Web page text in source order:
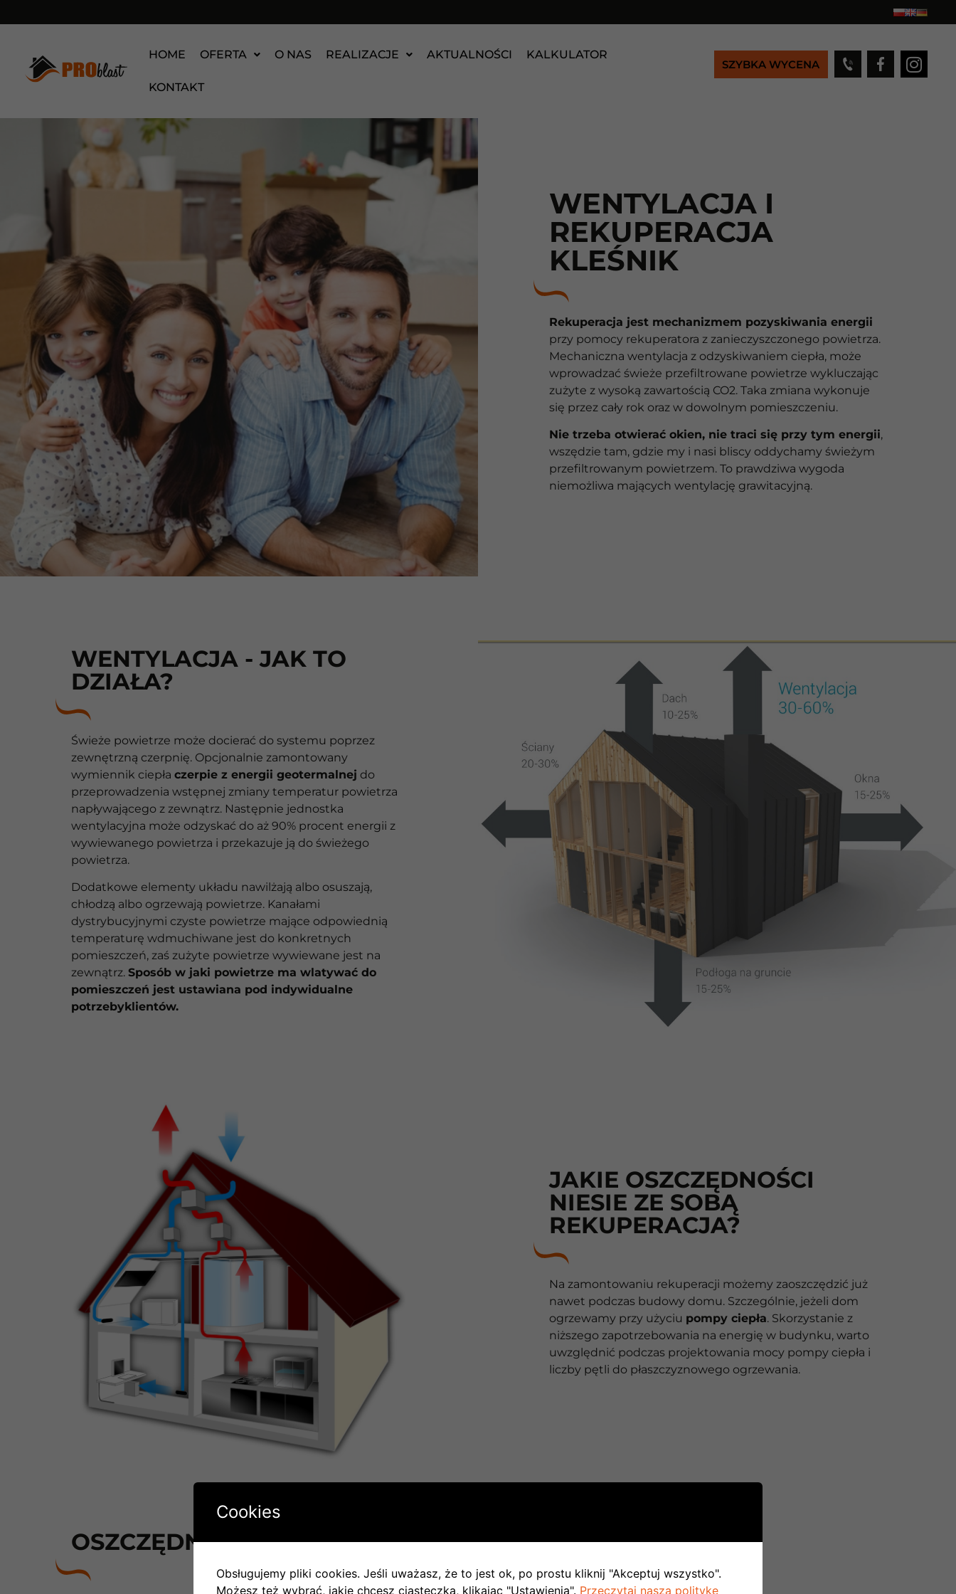
HOME OFERTA O NAS REALIZACJE AKTUALNOŚCI KALKULATOR
KONTAKT
SZYBKA WYCENA
WENTYLACJA I
REKUPERACJA
KLEŚNIK
Rekuperacja jest mechanizmem pozyskiwania energii
przy pomocy rekuperatora z zanieczyszczonego powietrza.
Mechaniczna wentylacja z odzyskiwaniem ciepła, może
wprowadzać świeże przefiltrowane powietrze wykluczając
zużyte z wysoką zawartością CO2. Taka zmiana wykonuje
się przez cały rok oraz w dowolnym pomieszczeniu.
Nie trzeba otwierać okien, nie traci się przy tym energii,
wszędzie tam, gdzie my i nasi bliscy oddychamy świeżym
przefiltrowanym powietrzem. To prawdziwa wygoda
niemożliwa mających wentylację grawitacyjną.
WENTYLACJA - JAK TO
DZIAŁA?
Świeże powietrze może docierać do systemu poprzez
zewnętrzną czerpnię. Opcjonalnie zamontowany
wymiennik ciepła czerpie z energii geotermalnej do
przeprowadzenia wstępnej zmiany temperatur powietrza
napływającego z zewnątrz. Następnie jednostka
wentylacyjna może odzyskać do aż 90% procent energii z
wywiewanego powietrza i przekazuje ją do świeżego
powietrza.
Dodatkowe elementy układu nawilżają albo osuszają,
chłodzą albo ogrzewają powietrze. Kanałami
dystrybucyjnymi czyste powietrze mające odpowiednią
temperaturę wdmuchiwane jest do konkretnych
pomieszczeń, zaś zużyte powietrze wywiewane jest na
zewnątrz. Sposób w jaki powietrze ma wlatywać do
pomieszczeń jest ustawiana pod indywidualne
potrzebyklientów.
JAKIE OSZCZĘDNOŚCI
NIESIE ZE SOBĄ
REKUPERACJA?
Na zamontowaniu rekuperacji możemy zaoszczędzić już
nawet podczas budowy domu. Szczególnie, jeżeli dom
ogrzewamy przy użyciu pompy ciepła. Skorzystanie z
niższego zapotrzebowania na energię w budynku, warto
uwzględnić podczas projektowania mocy pompy ciepła i
liczby pętli do płaszczyznowego ogrzewania.
OSZCZĘDNOŚCI NA ETAPIE INWESTYCJI
Cookies
Obsługujemy pliki cookies. Jeśli uważasz, że to jest ok, po prostu kliknij "Akceptuj wszystko".
Możesz też wybrać, jakie chcesz ciasteczka, klikając "Ustawienia". Przeczytaj naszą politykę